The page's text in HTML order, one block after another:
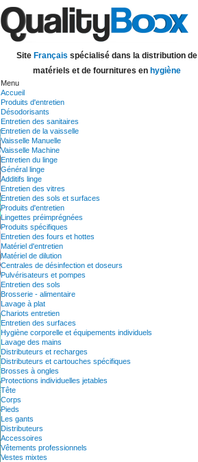
Site Français spécialisé dans la distribution de
matériels et de fournitures en hygiène
Menu
Accueil
Produits d'entretien
Désodorisants
Entretien des sanitaires
Entretien de la vaisselle
Vaisselle Manuelle
Vaisselle Machine
Entretien du linge
Général linge
Additifs linge
Entretien des vitres
Entretien des sols et surfaces
Produits d'entretien
Lingettes préimprégnées
Produits spécifiques
Entretien des fours et hottes
Matériel d'entretien
Matériel de dilution
Centrales de désinfection et doseurs
Pulvérisateurs et pompes
Entretien des sols
Brosserie - alimentaire
Lavage à plat
Chariots entretien
Entretien des surfaces
Hygiène corporelle et équipements individuels
Lavage des mains
Distributeurs et recharges
Distributeurs et cartouches spécifiques
Brosses à ongles
Protections individuelles jetables
Tête
Corps
Pieds
Les gants
Distributeurs
Accessoires
Vêtements professionnels
Vestes mixtes